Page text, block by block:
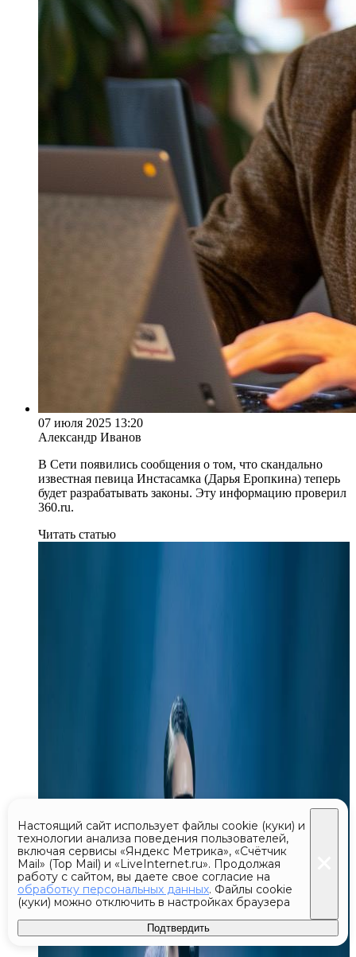
07 июля 2025 13:20
Александр Иванов
В Сети появились сообщения о том, что скандально
известная певица Инстасамка (Дарья Еропкина) теперь
будет разрабатывать законы. Эту информацию проверил
360.ru.
Читать статью
Настоящий сайт использует файлы cookie (куки) и
технологии анализа поведения пользователей,
включая сервисы «Яндекс Метрика», «Счётчик
Mail» (Top Mail) и «LiveInternet.ru». Продолжая
работу с сайтом, вы даете свое согласие на
обработку персональных данных. Файлы cookie
(куки) можно отключить в настройках браузера
Подтвердить